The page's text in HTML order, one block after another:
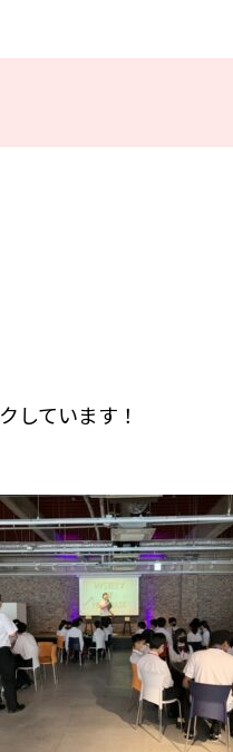
しています！